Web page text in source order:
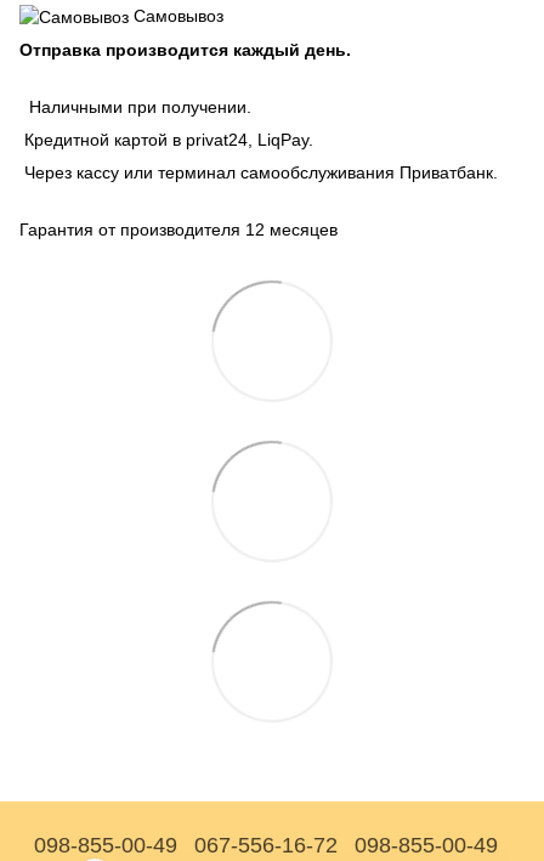
Самовывоз
Отправка производится каждый день.
Наличными при получении.
Кредитной картой в privat24, LiqPay.
Через кассу или терминал самообслуживания Приватбанк.
Гарантия от производителя 12 месяцев
098-855-00-49 067-556-16-72 098-855-00-49